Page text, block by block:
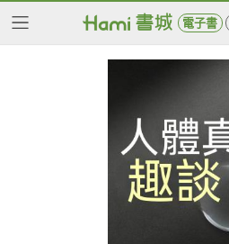
電子書